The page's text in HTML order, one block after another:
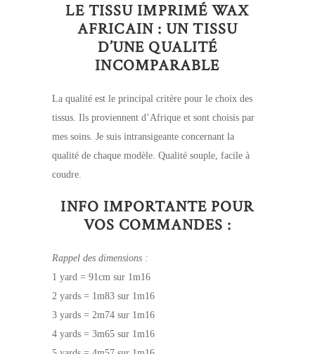
LE TISSU IMPRIMÉ WAX
AFRICAIN : UN TISSU
D’UNE QUALITÉ
INCOMPARABLE
La qualité est le principal critère pour le choix des
tissus. Ils proviennent d’Afrique et sont choisis par
mes soins. Je suis intransigeante concernant la
qualité de chaque modèle. Qualité souple, facile à
coudre.
INFO IMPORTANTE POUR
VOS COMMANDES :
Rappel des dimensions :
1 yard = 91cm sur 1m16
2 yards = 1m83 sur 1m16
3 yards = 2m74 sur 1m16
4 yards = 3m65 sur 1m16